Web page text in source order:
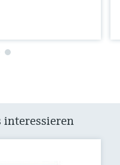
interessieren